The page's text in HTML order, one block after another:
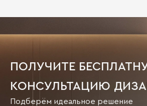
ПОЛУЧИТЕ
КОНСУЛЬТАЦИЮ
Подберём идеальное решение